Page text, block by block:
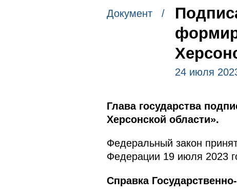
Документ /
24 июля
Глава государства
Херсонской области».
Федеральный закон
Федерации 19 июля 2023
Справка